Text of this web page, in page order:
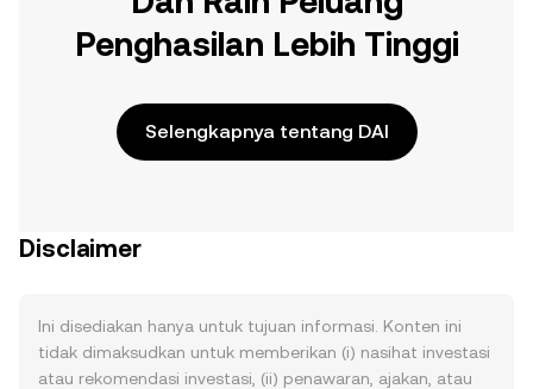
Penghasilan Lebih Tinggi
Selengkapnya tentang DAI
Disclaimer
Ini disediakan hanya untuk tujuan informasi. Konten ini
tidak dimaksudkan untuk memberikan (i) nasihat investasi
atau rekomendasi investasi, (ii) penawaran, ajakan, atau